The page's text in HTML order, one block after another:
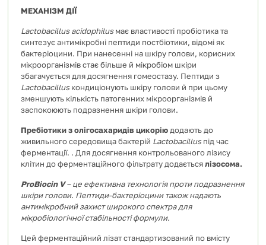
МЕХАНІЗМ ДІЇ
Lactobacillus acidophilusмає властивості пробіотика та
синтезує антимікробні пептиди постбіотики, відомі як
бактеріоцини. При нанесенні на шкіру голови, корисних
мікроорганізмів стає більше й мікробіом шкіри
збагачується для досягнення гомеостазу. Пептиди з
Lactobacillusкондиціонують шкіру голови й при цьому
зменшують кількість патогенних мікроорганізмів й
заспокоюють подразнення шкіри голови.
Пребіотикиз олігосахаридів цикорію додають до
живильного середовища бактерій Lactobacillusпід час
ферментації. . Для досягнення контрольованого лізису
клітин до ферментаційного фільтрату додаєтьсялізосома.
ProBiocinV–це ефективна технологія проти подразнення
шкіри голови. Пептиди-бактеріоцинитакож надають
антимікробний захист широкого спектра для
мікробіологічної стабільності формули.
Цей ферментаційний лізат стандартизований по вмісту